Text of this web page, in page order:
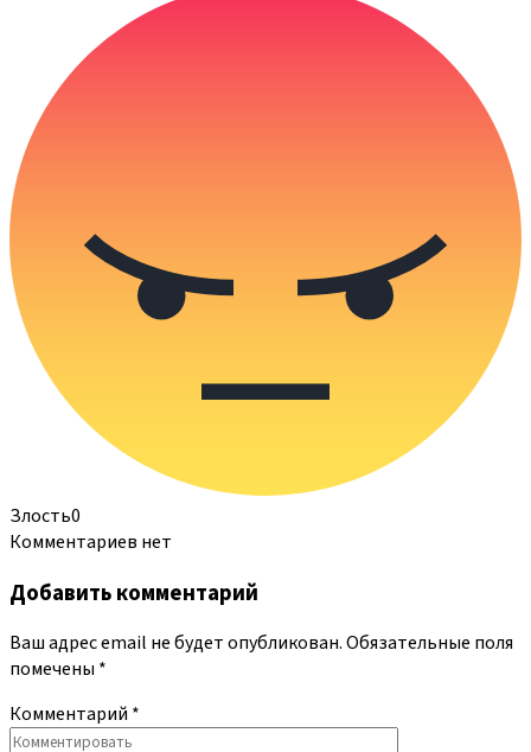
Злость0
Комментариев нет
Добавить комментарий
Ваш адрес email не будет опубликован.Обязательные поля
помечены *
Комментарий *